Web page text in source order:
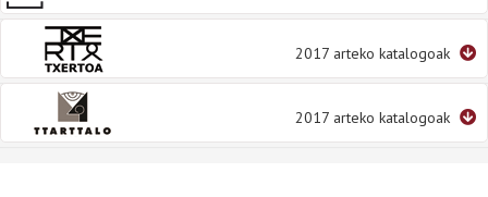
2017 arteko katalogoak
2017 arteko katalogoak